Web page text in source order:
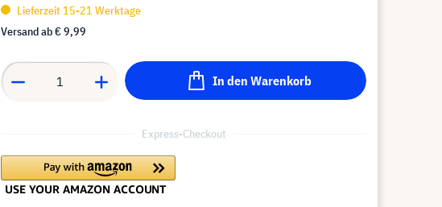
Lieferzeit 15-21 Werktage
Versand ab€ 9,99
In den Warenkorb
Express-Checkout